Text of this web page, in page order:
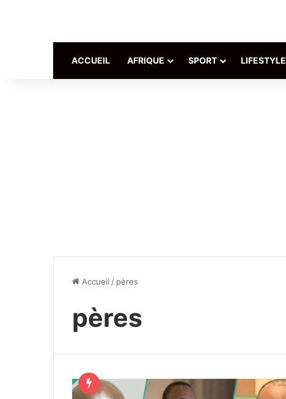
ACCUEIL AFRIQUE SPORT LIFESTYLE
Accueil / pères
pères